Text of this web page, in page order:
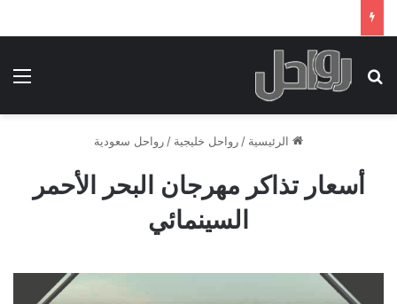
بحث عن
الرئيسية / رواحل خليجية / رواحل سعودية
أسعار تذاكر مهرجان البحر الأحمر
السينمائي